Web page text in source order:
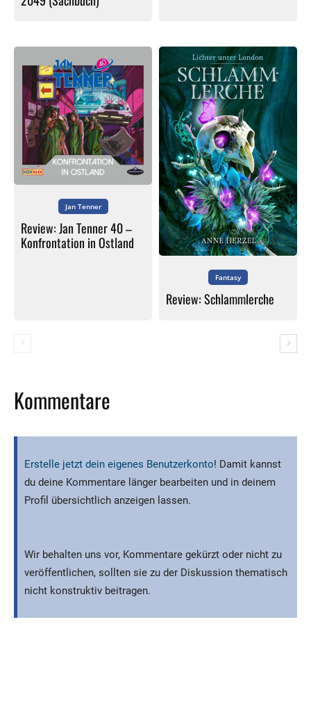
Jan Tenner
Review: Jan Tenner 40 –
Konfrontation in Ostland
Fantasy
Review: Schlammlerche
Kommentare
Erstelle jetzt dein eigenes Benutzerkonto! Damit kannst
du deine Kommentare länger bearbeiten und in deinem
Profil übersichtlich anzeigen lassen.
Wir behalten uns vor, Kommentare gekürzt oder nicht zu
veröffentlichen, sollten sie zu der Diskussion thematisch
nicht konstruktiv beitragen.